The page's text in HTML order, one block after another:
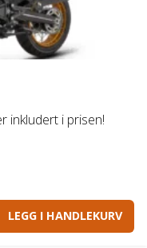
inkludert i prisen!
LEGG I HANDLEKURV